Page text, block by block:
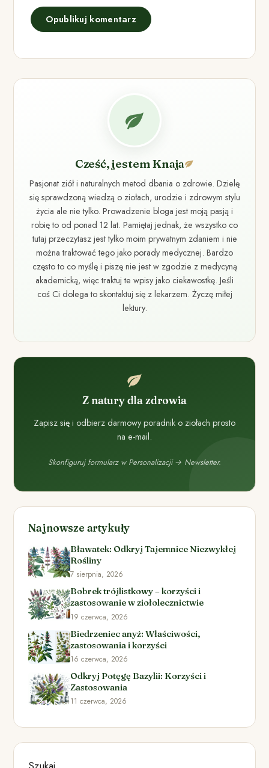
Cześć, jestem Knaja
Pasjonat ziół i naturalnych metod dbania o zdrowie. Dzielę
się sprawdzoną wiedzą o ziołach, urodzie i zdrowym stylu
życia ale nie tylko. Prowadzenie bloga jest moją pasją i
robię to od ponad 12 lat. Pamiętaj jednak, że wszystko co
tutaj przeczytasz jest tylko moim prywatnym zdaniem i nie
można traktować tego jako porady medycznej. Bardzo
często to co myślę i piszę nie jest w zgodzie z medycyną
akademicką, więc traktuj te wpisy jako ciekawostkę. Jeśli
coś Ci dolega to skontaktuj się z lekarzem. Życzę miłej
lektury.
Z natury dla zdrowia
Zapisz się i odbierz darmowy poradnik o ziołach prosto
na e-mail.
Skonfiguruj formularz w Personalizacji → Newsletter.
Najnowsze artykuły
Bławatek: Odkryj Tajemnice Niezwykłej
Rośliny
7 sierpnia, 2026
Bobrek trójlistkowy – korzyści i
zastosowanie w ziołolecznictwie
19 czerwca, 2026
Biedrzeniec anyż: Właściwości,
zastosowania i korzyści
16 czerwca, 2026
Odkryj Potęgę Bazylii: Korzyści i
Zastosowania
11 czerwca, 2026